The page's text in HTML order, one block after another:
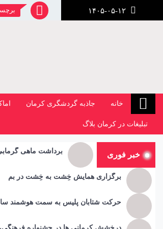
خانه جاذبه گردشگری کرمان
تبلیغات در کرمان بلاگ
خبر فوری برداشت ماهی گرمابی
برگزاری همایش خِشت به خِشت در بم
حرکت شتابان پلیس به سمت هوشمند